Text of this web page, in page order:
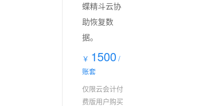
蝶精斗云协
助恢复数
据。
￥ 1500 /
账套
仅限云会计付
费版用户购买